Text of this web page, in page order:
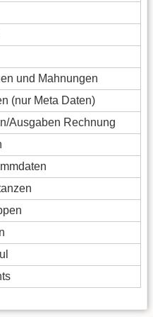
und Mahnungen
(nur Meta Daten)
Ausgaben Rechnung